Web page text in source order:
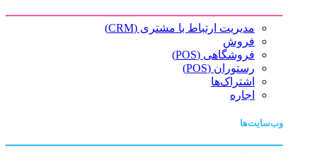
مدیریت ارتباط با مشتری (CRM)
فروش
فروشگاهی (POS)
رستوران (POS)
اشتراک‌ها
اجاره
وب‌سایت‌ها